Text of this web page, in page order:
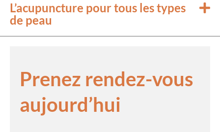
L’acupuncture pour tous les types
de peau
Prenez rendez-vous
aujourd’hui